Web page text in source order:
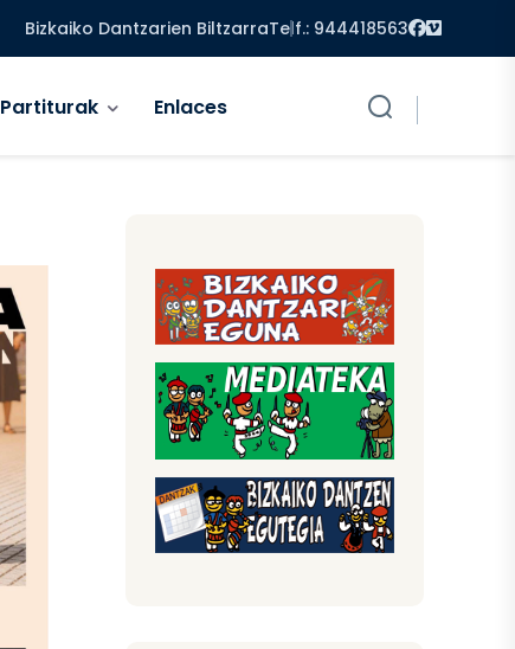
Bizkaiko Dantzarien BiltzarraTelf.: 944418563 Facebook
Vimeo
Partiturak Enlaces